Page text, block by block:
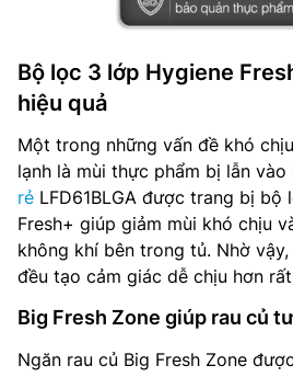
Bộ lọc 3 lớp Hygiene
hiệu quả
Một trong những vấn đề khó
lạnh là mùi thực phẩm bị lẫn vào
rẻ LFD61BLGA được trang bị bộ
Fresh+ giúp giảm mùi khó chịu
không khí bên trong tủ. Nhờ
đều tạo cảm giác dễ chịu hơn
Big Fresh Zone giúp rau củ
Ngăn rau củ Big Fresh Zone